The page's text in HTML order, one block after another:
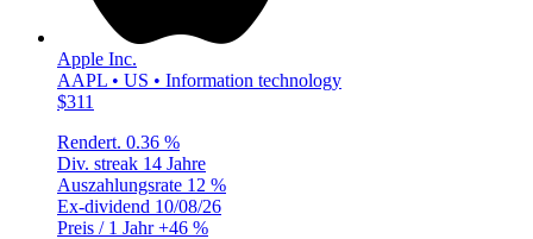
Apple Inc.
AAPL • US • Information technology
$311
Rendert. 0.36 %
Div. streak 14 Jahre
Auszahlungsrate 12 %
Ex-dividend 10/08/26
Preis / 1 Jahr+46 %